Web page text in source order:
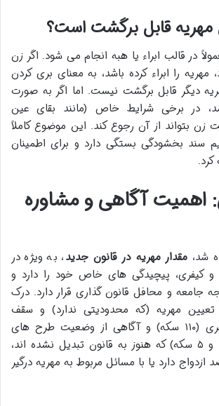
مهریه قابل برگشت است؟
در قالب ابراء یا هبه انجام می شود. اگر زن
مهریه را ابراء کرده باشد، به معنای بری کردن
دیگر قابل برگشت نیست. اما اگر به صورت
در برخی شرایط خاص (مانند بقای عین
زن بتواند از آن رجوع کند. این موضوع کاملاً
سند بخشودگی بستگی دارد و برای اطمینان
اهمیت آگاهی و مشاوره
شد،مقدار مهریه در قانون جدید، به ویژه در
کیفری، پیچیدگی های خاص خود را دارد و
جامعه و محافل قانون گذاری قرار دارد. درک
مهریه (که محدودیتی ندارد) و سقف
ضمانت اجرایی کیفری (۱۱۰ سکه) و آگاهی از وضعیت طرح های
پیشنهادی (مانند ۱۴ و ۵ سکه) که هنوز به قانون تبدیل نشده اند،
دارد یا با مسائل مربوط به مهریه درگیر